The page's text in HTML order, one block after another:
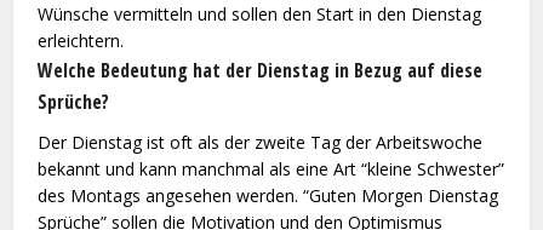
Wünsche vermitteln und sollen den Start in den Dienstag
erleichtern.
Welche Bedeutung hat der Dienstag in Bezug auf diese
Sprüche?
Der Dienstag ist oft als der zweite Tag der Arbeitswoche
bekannt und kann manchmal als eine Art “kleine Schwester”
des Montags angesehen werden. “Guten Morgen Dienstag
Sprüche” sollen die Motivation und den Optimismus